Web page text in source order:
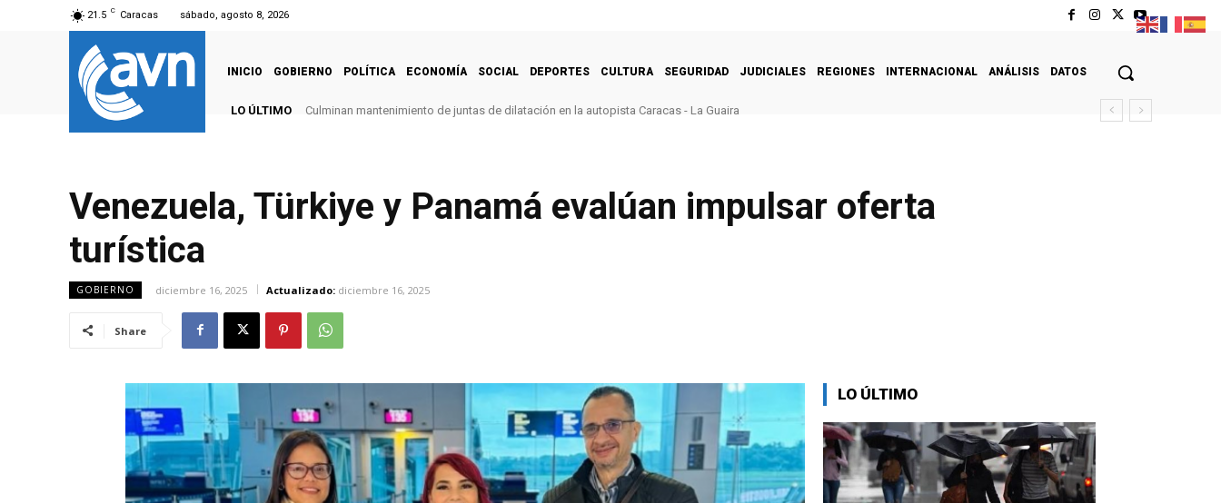
21.5 C Caracas sábado, agosto 8, 2026
INICIO GOBIERNO POLÍTICA ECONOMÍA SOCIAL DEPORTES CULTURA SEGURIDAD JUDICIALES REGIONES INTERNACIONAL ANÁLISIS DATOS
LO ÚLTIMO Culminan mantenimiento de juntas de dilatación en la autopista Caracas - La Guaira
Venezuela, Türkiye y Panamá evalúan impulsar oferta
turística
GOBIERNO diciembre 16, 2025 Actualizado: diciembre 16, 2025
Share
LO ÚLTIMO